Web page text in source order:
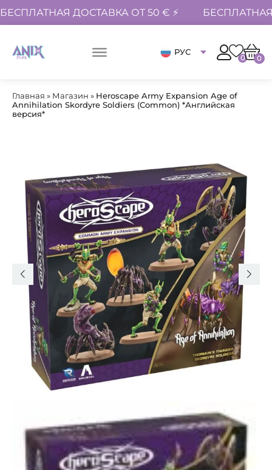
БЕСПЛАТНАЯ ДОСТАВКА ОТ 50 € ⚡
РУС
0 0
Главная » Магазин » Heroscape Army Expansion Age of
Annihilation Skordyre Soldiers (Common) *Английская
версия*